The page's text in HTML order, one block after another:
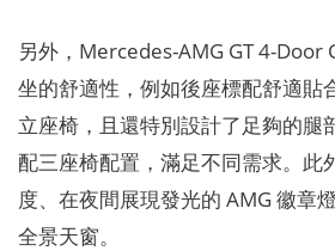
另外，Mercedes-AMG GT 4-Door
坐的舒適性，例如後座標配舒適貼
立座椅，且還特別設計了足夠的腿
配三座椅配置，滿足不同需求。此
度、在夜間展現發光的 AMG 徽章
全景天窗。